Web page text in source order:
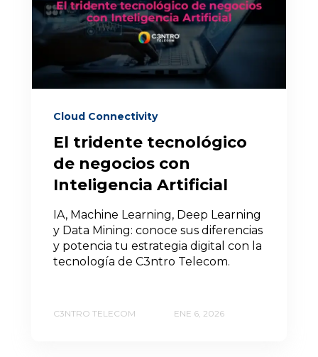
Cloud Connectivity
El tridente tecnológico
de negocios con
Inteligencia Artificial
IA, Machine Learning, Deep Learning
y Data Mining: conoce sus diferencias
y potencia tu estrategia digital con la
tecnología de C3ntro Telecom.
C3NTRO TELECOM ENE 6, 2026